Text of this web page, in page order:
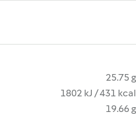
25.75 g
1802 kJ / 431 kcal
19.66 g